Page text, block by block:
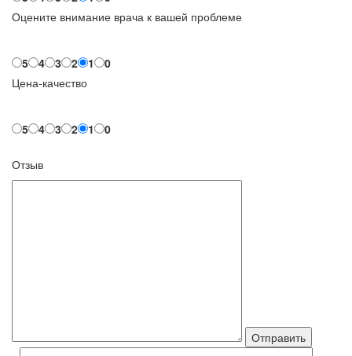
Оцените внимание врача к вашей проблеме
5 4 3 2 1
0
Цена-качество
5 4 3 2 1 0
Отзыв